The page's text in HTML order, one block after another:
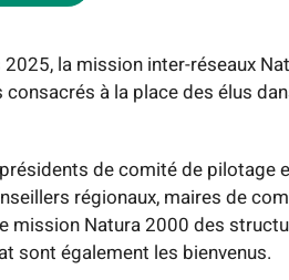
la mission inter-réseaux
à la place des élus
de comité de pilotage
régionaux, maires de
mission Natura 2000 des
sont également les bienvenus.